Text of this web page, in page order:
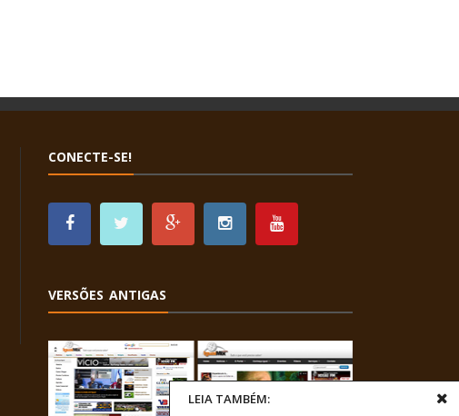
LEIA TAMBÉM:
CONECTE-SE!
VERSÕES ANTIGAS